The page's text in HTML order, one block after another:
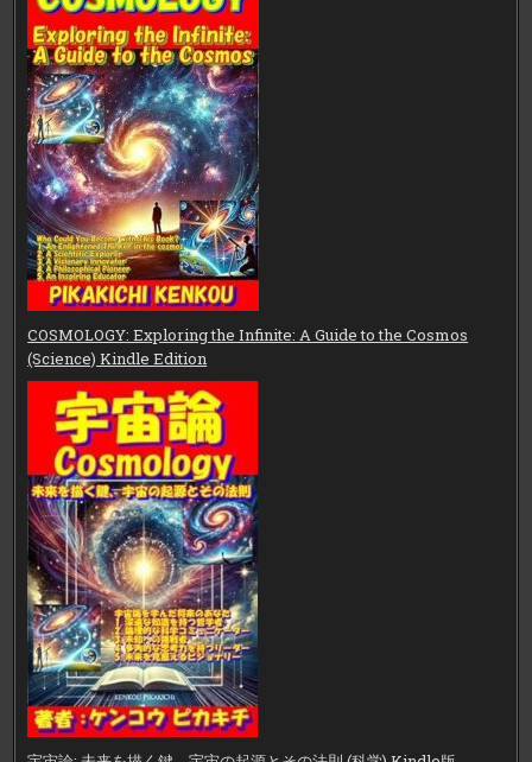
COSMOLOGY: Exploring the Infinite: A Guide to the Cosmos
(Science) Kindle Edition